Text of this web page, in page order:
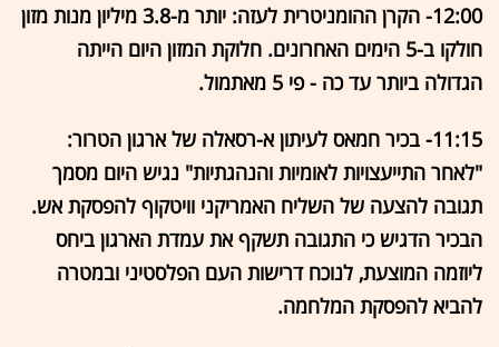
12:00- הקרן ההומניטרית לעזה: יותר מ-3.8 מיליון מנות מזון
חולקו ב-5 הימים האחרונים. חלוקת המזון היום הייתה
הגדולה ביותר עד כה - פי 5 מאתמול.
11:15- בכיר חמאס לעיתון א-רסאלה של ארגון הטרור:
"לאחר התייעצויות לאומיות והנהגתיות" נגיש היום מסמך
תגובה להצעה של השליח האמריקני וויטקוף להפסקת אש.
הבכיר הדגיש כי התגובה תשקף את עמדת הארגון ביחס
ליוזמה המוצעת, לנוכח דרישות העם הפלסטיני ובמטרה
להביא להפסקת המלחמה.